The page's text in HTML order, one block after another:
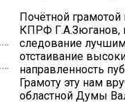
Почётной
КПРФ Г.А.Зюганов,
следование
отстаивание
направленность
Грамоту эту нам
областной Думы